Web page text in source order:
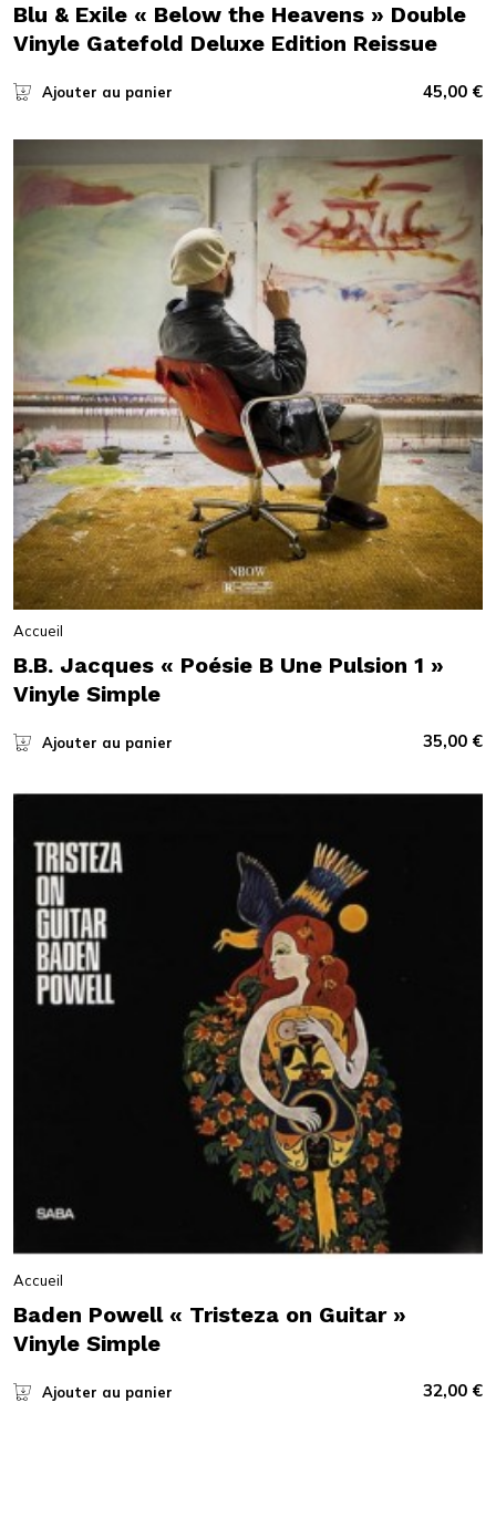
Blu & Exile « Below the Heavens » Double
Vinyle Gatefold Deluxe Edition Reissue
Ajouter au panier 45,00 €
Accueil
B.B. Jacques « Poésie B Une Pulsion 1 »
Vinyle Simple
Ajouter au panier 35,00 €
Accueil
Baden Powell « Tristeza on Guitar »
Vinyle Simple
Ajouter au panier 32,00 €